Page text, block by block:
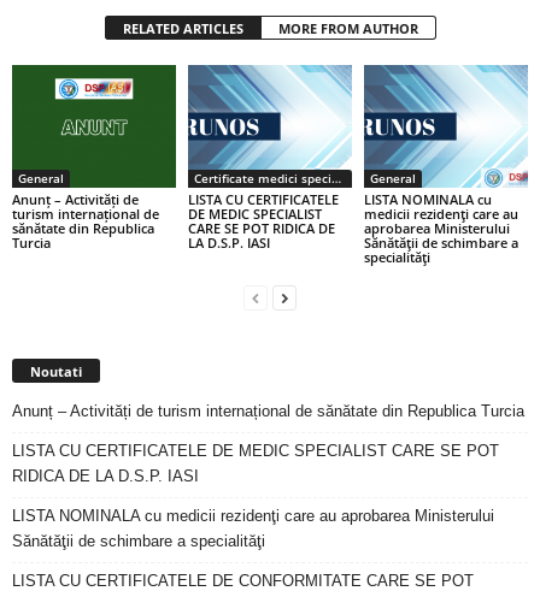
RELATED ARTICLES MORE FROM AUTHOR
General
Anunț – Activități de
turism internațional de
sănătate din Republica
Turcia
Certificate medici specialiști / primari
LISTA CU CERTIFICATELE
DE MEDIC SPECIALIST
CARE SE POT RIDICA DE
LA D.S.P. IASI
General
LISTA NOMINALA cu
medicii rezidenţi care au
aprobarea Ministerului
Sănătăţii de schimbare a
specialităţi
Noutati
Anunț – Activități de turism internațional de sănătate din Republica Turcia
LISTA CU CERTIFICATELE DE MEDIC SPECIALIST CARE SE POT
RIDICA DE LA D.S.P. IASI
LISTA NOMINALA cu medicii rezidenţi care au aprobarea Ministerului
Sănătăţii de schimbare a specialităţi
LISTA CU CERTIFICATELE DE CONFORMITATE CARE SE POT